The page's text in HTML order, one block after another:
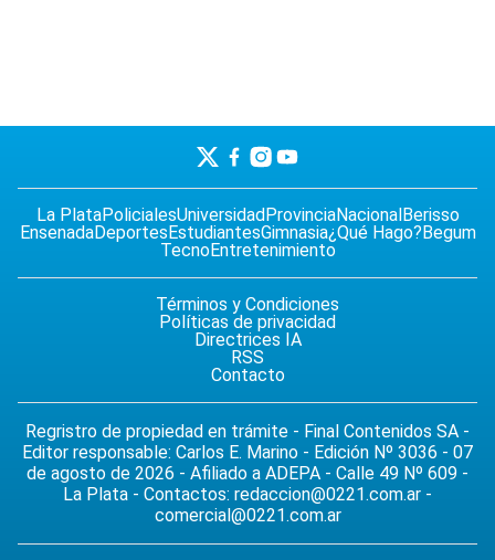
La PlataPolicialesUniversidad ProvinciaNacional Berisso
EnsenadaDeportes EstudiantesGimnasia¿Qué Hago? Begum
TecnoEntretenimiento
Términos y Condiciones
Políticas de privacidad
Directrices IA
RSS
Contacto
Regristro de propiedad en trámite - Final Contenidos SA -
Editor responsable: Carlos E. Marino - Edición Nº 3036 - 07
de agosto de 2026 - Afiliado a ADEPA - Calle 49 Nº 609 -
La Plata - Contactos: redaccion@0221.com.ar -
comercial@0221.com.ar